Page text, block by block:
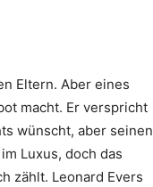
Eltern. Aber eines
macht. Er verspricht
wünscht, aber seinen
Luxus, doch das
zählt. Leonard Evers